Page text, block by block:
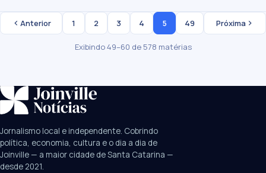
Anterior 1 2 3 4 5 49 Próxima
Exibindo 49–60 de 578 matérias
SUGESTÕES: JEC
Câmara
UPA Sul
Jornalismo local e independente. Cobrindo
política, economia, cultura e o dia a dia de
Joinville — a maior cidade de Santa Catarina —
desde 2021.